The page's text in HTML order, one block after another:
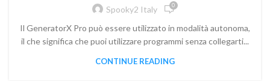
Spooky2 Italy 0
Il GeneratorX Pro può essere utilizzato in modalità autonoma,
il che significa che puoi utilizzare programmi senza collegarti...
CONTINUE READING